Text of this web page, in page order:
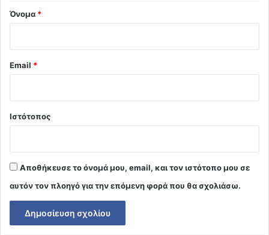
Όνομα *
Email *
Ιστότοπος
Αποθήκευσε το όνομά μου, email, και τον ιστότοπο μου σε
αυτόν τον πλοηγό για την επόμενη φορά που θα σχολιάσω.